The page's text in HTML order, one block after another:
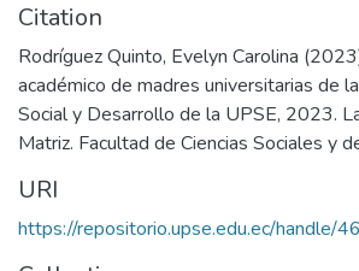
Citation
Rodríguez Quinto, Evelyn Carolina
académico de madres universitarias de
Social y Desarrollo de la UPSE, 2023.
Matriz. Facultad de Ciencias Sociales y
URI
https://repositorio.upse.edu.ec/handle/